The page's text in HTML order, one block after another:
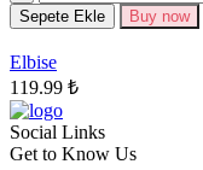
Seçenekler
Sepete Ekle Buy now
Elbise
119.99 ₺
Social Links
Get to Know Us